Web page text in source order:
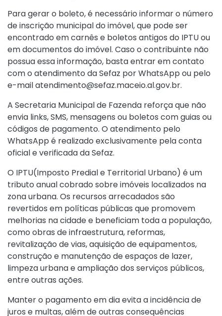
Para gerar o boleto, é necessário informar o número
de inscrição municipal do imóvel, que pode ser
encontrado em carnês e boletos antigos do IPTU ou
em documentos do imóvel. Caso o contribuinte não
possua essa informação, basta entrar em contato
com o atendimento da Sefaz por WhatsApp ou pelo
e-mail atendimento@sefaz.maceio.al.gov.br.
A Secretaria Municipal de Fazenda reforça que não
envia links, SMS, mensagens ou boletos com guias ou
códigos de pagamento. O atendimento pelo
WhatsApp é realizado exclusivamente pela conta
oficial e verificada da Sefaz.
O IPTU(Imposto Predial e Territorial Urbano) é um
tributo anual cobrado sobre imóveis localizados na
zona urbana. Os recursos arrecadados são
revertidos em políticas públicas que promovem
melhorias na cidade e beneficiam toda a população,
como obras de infraestrutura, reformas,
revitalização de vias, aquisição de equipamentos,
construção e manutenção de espaços de lazer,
limpeza urbana e ampliação dos serviços públicos,
entre outras ações.
Manter o pagamento em dia evita a incidência de
juros e multas, além de outras consequências